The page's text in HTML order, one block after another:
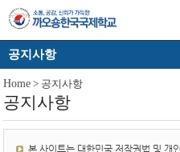
공지사항
Home > 공지사항
공지사항
본 사이트는 대한민국 저작권법 및 개